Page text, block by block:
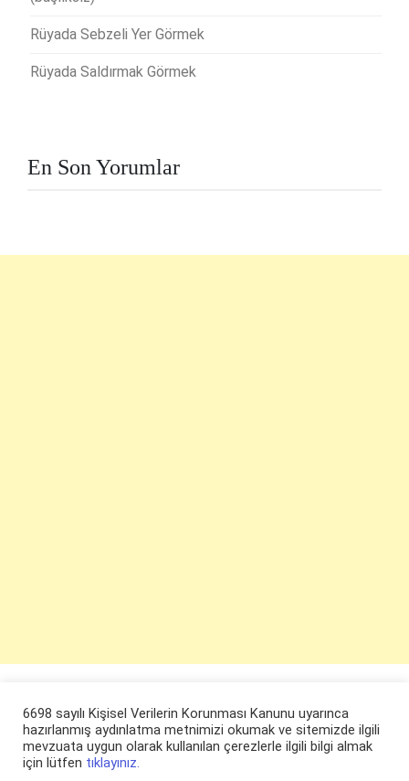
Rüyada Sebzeli Yer Görmek
Rüyada Saldırmak Görmek
En Son Yorumlar
6698 sayılı Kişisel Verilerin Korunması Kanunu uyarınca
hazırlanmış aydınlatma metnimizi okumak ve sitemizde ilgili
mevzuata uygun olarak kullanılan çerezlerle ilgili bilgi almak
için lütfen tıklayınız.